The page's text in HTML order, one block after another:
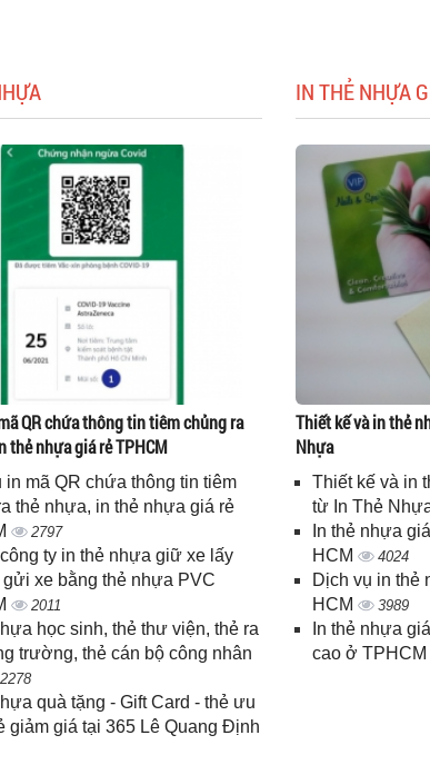
QR chứa thông tin tiêm chủng ra
thẻ nhựa giá rẻ TPHCM
in mã QR chứa thông tin tiêm
thẻ nhựa, in thẻ nhựa giá rẻ
2797
ty in thẻ nhựa giữ xe lấy
gửi xe bằng thẻ nhựa PVC
2011
học sinh, thẻ thư viện, thẻ ra
trường, thẻ cán bộ công nhân
2278
quà tặng - Gift Card - thẻ ưu
giảm giá tại 365 Lê Quang Định
IN THẺ NHỰA
Thiết kế và in thẻ
Nhựa
Thiết kế và in
từ In Thẻ
In thẻ nhựa
HCM
4024
Dịch vụ in thẻ
HCM
3989
In thẻ nhựa
cao ở